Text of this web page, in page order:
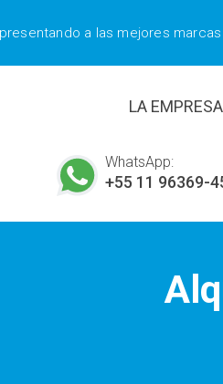
a las mejores
LA EMPRESA
WhatsApp:
+55 11 96369-